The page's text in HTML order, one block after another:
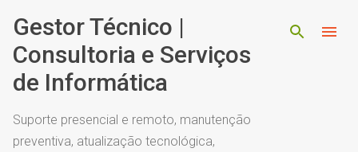
Pular para o conteúdo principal
Gestor Técnico |
Consultoria e Serviços
de Informática
Suporte presencial e remoto, manutenção
preventiva, atualização tecnológica,